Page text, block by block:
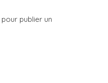
pour publier un